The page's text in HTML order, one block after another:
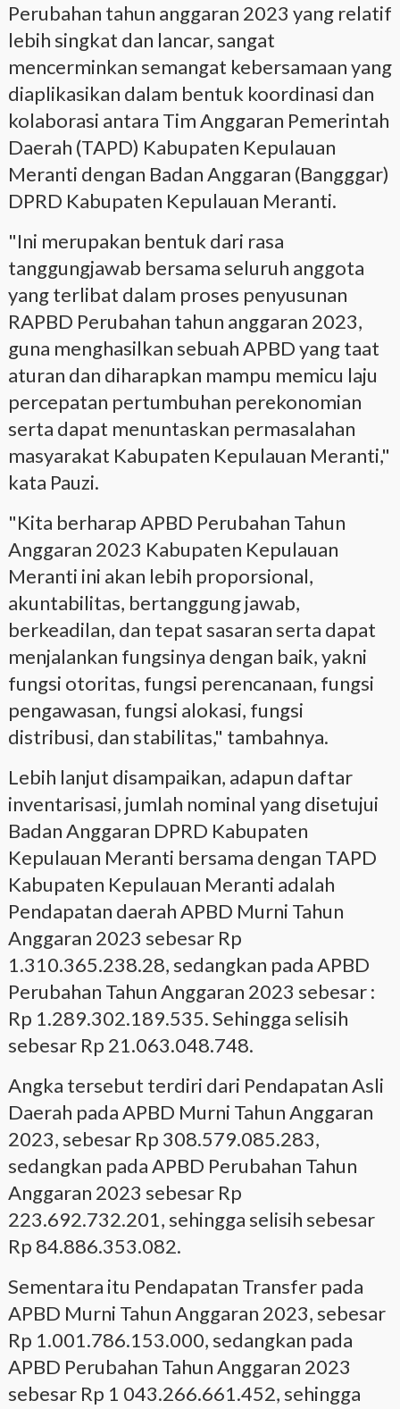
Perubahan tahun anggaran 2023 yang relatif
lebih singkat dan lancar, sangat
mencerminkan semangat kebersamaan yang
diaplikasikan dalam bentuk koordinasi dan
kolaborasi antara Tim Anggaran Pemerintah
Daerah (TAPD) Kabupaten Kepulauan
Meranti dengan Badan Anggaran (Bangggar)
DPRD Kabupaten Kepulauan Meranti.
"Ini merupakan bentuk dari rasa
tanggungjawab bersama seluruh anggota
yang terlibat dalam proses penyusunan
RAPBD Perubahan tahun anggaran 2023,
guna menghasilkan sebuah APBD yang taat
aturan dan diharapkan mampu memicu laju
percepatan pertumbuhan perekonomian
serta dapat menuntaskan permasalahan
masyarakat Kabupaten Kepulauan Meranti,"
kata Pauzi.
"Kita berharap APBD Perubahan Tahun
Anggaran 2023 Kabupaten Kepulauan
Meranti ini akan lebih proporsional,
akuntabilitas, bertanggung jawab,
berkeadilan, dan tepat sasaran serta dapat
menjalankan fungsinya dengan baik, yakni
fungsi otoritas, fungsi perencanaan, fungsi
pengawasan, fungsi alokasi, fungsi
distribusi, dan stabilitas," tambahnya.
Lebih lanjut disampaikan, adapun daftar
inventarisasi, jumlah nominal yang disetujui
Badan Anggaran DPRD Kabupaten
Kepulauan Meranti bersama dengan TAPD
Kabupaten Kepulauan Meranti adalah
Pendapatan daerah APBD Murni Tahun
Anggaran 2023 sebesar Rp
1.310.365.238.28, sedangkan pada APBD
Perubahan Tahun Anggaran 2023 sebesar :
Rp 1.289.302.189.535. Sehingga selisih
sebesar Rp 21.063.048.748.
Angka tersebut terdiri dari Pendapatan Asli
Daerah pada APBD Murni Tahun Anggaran
2023, sebesar Rp 308.579.085.283,
sedangkan pada APBD Perubahan Tahun
Anggaran 2023 sebesar Rp
223.692.732.201, sehingga selisih sebesar
Rp 84.886.353.082.
Sementara itu Pendapatan Transfer pada
APBD Murni Tahun Anggaran 2023, sebesar
Rp 1.001.786.153.000, sedangkan pada
APBD Perubahan Tahun Anggaran 2023
sebesar Rp 1 043.266.661.452, sehingga